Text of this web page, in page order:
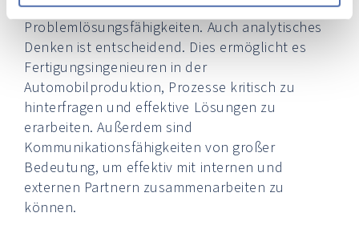
und zu implementieren. Ebenso wichtig sind
Problemlösungsfähigkeiten. Auch analytisches
Denken ist entscheidend. Dies ermöglicht es
Fertigungsingenieuren in der
Automobilproduktion, Prozesse kritisch zu
hinterfragen und effektive Lösungen zu
erarbeiten. Außerdem sind
Kommunikationsfähigkeiten von großer
Bedeutung, um effektiv mit internen und
externen Partnern zusammenarbeiten zu
können.